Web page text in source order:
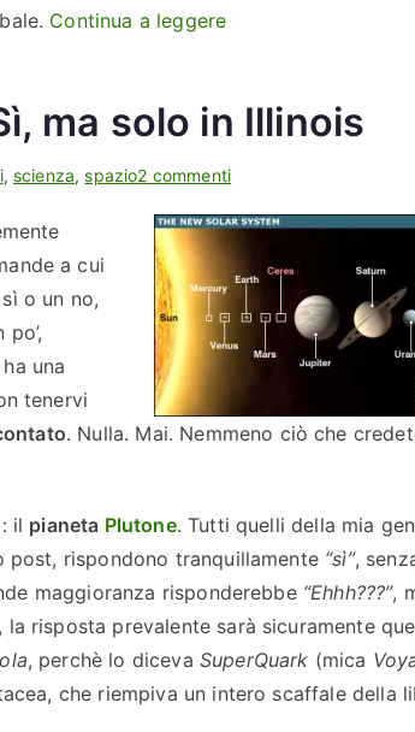
Continua a leggere“
a
o
z
i
o
n
e
e
’
I
P
v
6
e
ma solo in Illinois
, scienza,spazio2 commentis
P
o
e
è
p
i
a
n
e
t
a cui
o un no,
una
tenervi
. Nulla. Mai. Nemmeno ciò che
il pianeta Plutone. Tutti quelli della mia
rispondono tranquillamente “sì”,
maggioranza risponderebbe “Ehhh???”,
risposta prevalente sarà sicuramente
, perchè lo diceva SuperQuark (mica
che riempiva un intero scaffale della